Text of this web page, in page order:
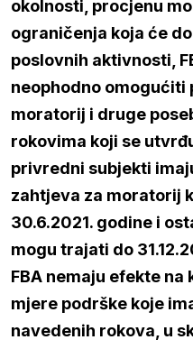
okolnosti, procjenu
ograničenja koja će
poslovnih aktivnosti,
neophodno omogućiti
moratorij i druge
rokovima koji se
privredni subjekti
zahtjeva za moratorij
30.6.2021. godine i
mogu trajati do
FBA nemaju efekte
mjere podrške koje
navedenih rokova, u